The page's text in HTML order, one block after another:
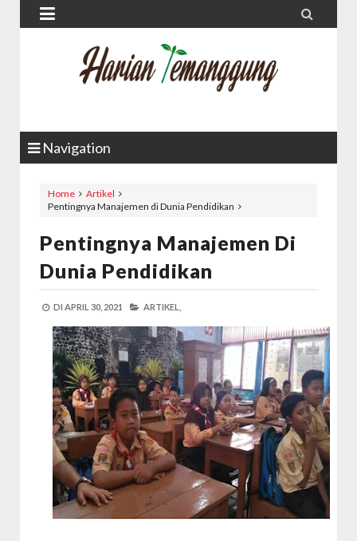
 
Navigation
Home
Artikel
Pentingnya Manajemen di Dunia Pendidikan
Pentingnya Manajemen Di
Dunia Pendidikan
DI APRIL 30, 2021 ARTIKEL,